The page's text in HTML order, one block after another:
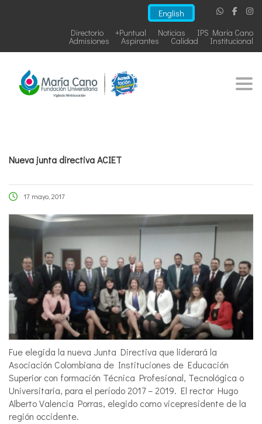
English
IPS María Cano
Noticias
+Puntual
Directorio
Institucional
Calidad
Aspirantes
Admisiones
Nueva junta directiva ACIET
17 mayo, 2017
Fue elegida la nueva Junta Directiva que liderará la
Asociación Colombiana de Instituciones de Educación
Superior con formación Técnica Profesional, Tecnológica o
Universitaria, para el período 2017 – 2019. El rector Hugo
Alberto Valencia Porras, elegido como vicepresidente de la
región occidente.